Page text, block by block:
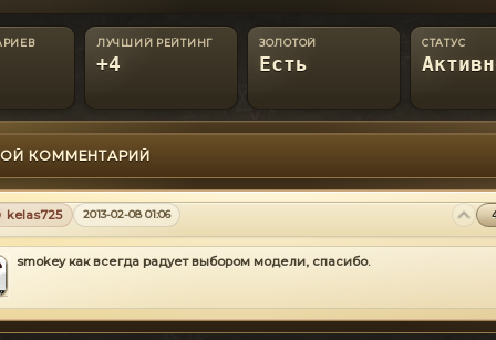
ЛУЧШИЙ РЕЙТИНГ
+4
ЗОЛОТОЙ
Есть
СТАТУС
КОММЕНТАРИЙ
kelas725 2013-02-08 01:06
smokey как всегда радует выбором модели, спасибо.